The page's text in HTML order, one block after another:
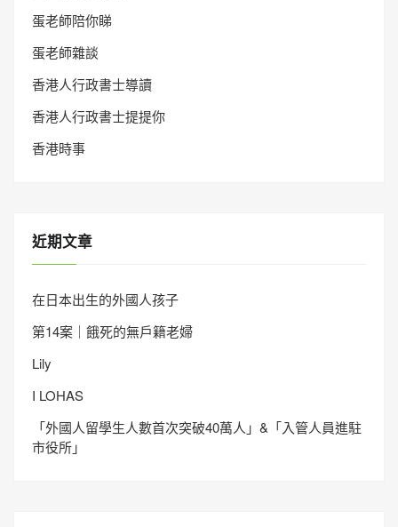
蛋老師陪你睇
蛋老師雜談
香港人行政書士導讀
香港人行政書士提提你
香港時事
近期文章
在日本出生的外國人孩子
第14案｜餓死的無戶籍老婦
Lily
I LOHAS
「外國人留學生人數首次突破40萬人」&「入管人員進駐
市役所」